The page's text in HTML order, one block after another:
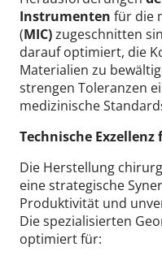
Instrumenten für die
(MIC)zugeschnitten
darauf optimiert, die
Materialien zu
strengen Toleranzen
medizinische
Technische
Die Herstellung
eine strategische
Produktivität und
Die spezialisierten
optimiert für: